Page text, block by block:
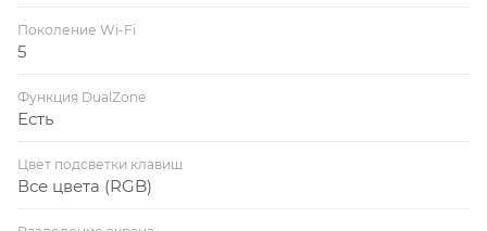
Поколение Wi-Fi
5
Функция DualZone
Есть
Цвет подсветки клавиш
Все цвета (RGB)